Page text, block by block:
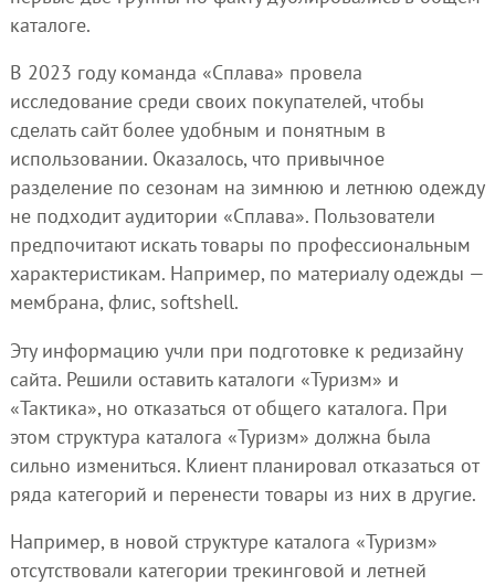
каталоге.
В 2023 году команда «Сплава» провела
исследование среди своих покупателей, чтобы
сделать сайт более удобным и понятным в
использовании. Оказалось, что привычное
разделение по сезонам на зимнюю и летнюю одежду
не подходит аудитории «Сплава». Пользователи
предпочитают искать товары по профессиональным
характеристикам. Например, по материалу одежды —
мембрана, флис, softshell.
Эту информацию учли при подготовке к редизайну
сайта. Решили оставить каталоги «Туризм» и
«Тактика», но отказаться от общего каталога. При
этом структура каталога «Туризм» должна была
сильно измениться. Клиент планировал отказаться от
ряда категорий и перенести товары из них в другие.
Например, в новой структуре каталога «Туризм»
отсутствовали категории трекинговой и летней